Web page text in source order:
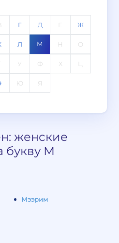
Г Д Е Ж
Л М Н О
У Ф Х Ц
Ю Я
женские
букву М
Мээрим